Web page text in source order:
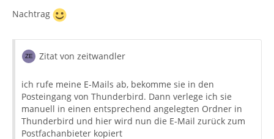
Nachtrag
Zitat von zeitwandler
ich rufe meine E-Mails ab, bekomme sie in den
Posteingang von Thunderbird. Dann verlege ich sie
manuell in einen entsprechend angelegten Ordner in
Thunderbird und hier wird nun die E-Mail zurück zum
Postfachanbieter kopiert